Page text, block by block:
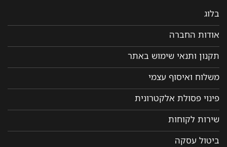
בלוג
אודות החברה
תקנון ותנאי שימוש באתר
משלוח ואיסוף עצמי
פינוי פסולת אלקטרונית
שירות לקוחות
ביטול עסקה